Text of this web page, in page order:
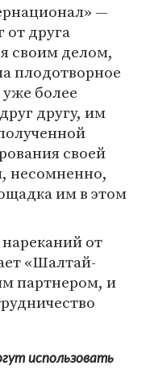
—
от друга
своим делом,
плодотворное
более
другу, им
своей
несомненно,
им в этом
от
«Шалтай-
партнером, и
использовать